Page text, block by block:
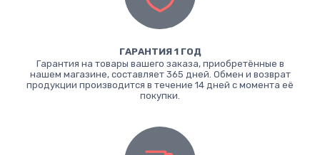
ГАРАНТИЯ 1 ГОД
Гарантия на товары вашего заказа, приобретённые в
нашем магазине, составляет 365 дней. Обмен и возврат
продукции производится в течение 14 дней с момента её
покупки.